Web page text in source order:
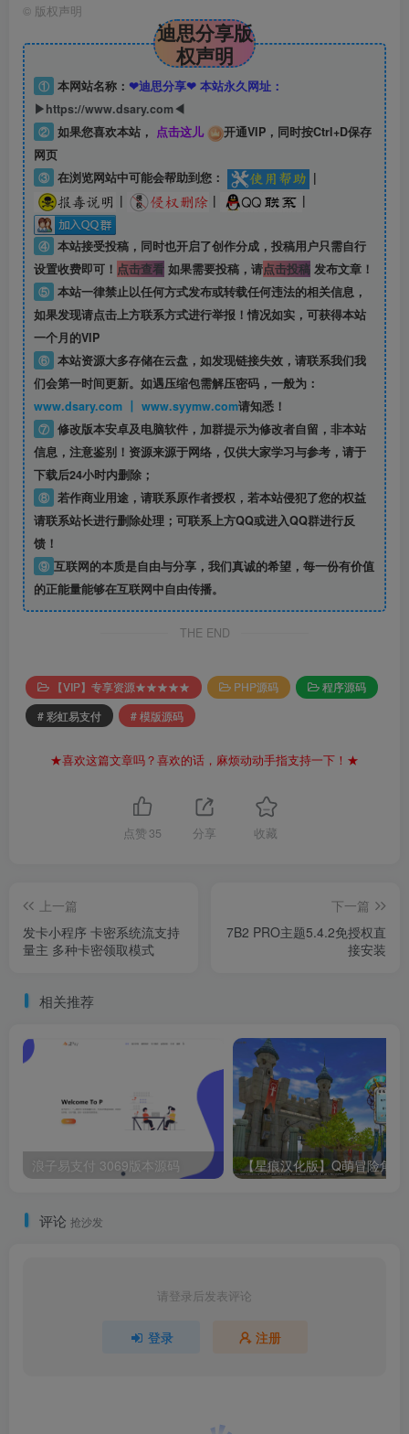
© 版权声明
迪思分享版
权声明
① 本网站名称： ❤迪思分享❤ 本站永久网址：
▶https://www.dsary.com◀
② 如果您喜欢本站， 点击这儿
开通VIP，同时按Ctrl+D保存
网页
③ 在浏览网站中可能会帮助到您：
|
|
| |
④ 本站接受投稿，同时也开启了创作分成，投稿用户只需自行
设置收费即可！ 点击查看如果需要投稿，请点击投稿发布文章！
⑤ 本站一律禁止以任何方式发布或转载任何违法的相关信息，
如果发现请点击上方联系方式进行举报！情况如实，可获得本站
一个月的VIP
⑥ 本站资源大多存储在云盘，如发现链接失效，请联系我们我
们会第一时间更新。如遇压缩包需解压密码，一般为：
www.dsary.com 丨 www.syymw.com请知悉！
⑦ 修改版本安卓及电脑软件，加群提示为修改者自留， 非本站
信息，注意鉴别！资源来源于网络，仅供大家学习与参考，请于
下载后24小时内删除；
⑧ 若作商业用途，请联系原作者授权，若本站侵犯了您的权益
请联系站长进行删除处理；可联系上方QQ或进入QQ群进行反
馈！
⑨ 互联网的本质是自由与分享，我们真诚的希望，每一份有价值
的正能量能够在互联网中自由传播。
THE END
【VIP】专享资源★★★★★ PHP源码
程序源码
# 彩虹易支付
# 模版源码
★喜欢这篇文章吗？喜欢的话，麻烦动动手指支持一下！★
点赞 35 分享 收藏
上一篇
发卡小程序 卡密系统流支持
量主 多种卡密领取模式
下一篇
7B2 PRO主题5.4.2免授权直
接安装
相关推荐
浪子易支付 3069版本源码
评论 抢沙发
请登录后发表评论
登录 注册